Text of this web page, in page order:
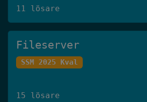
11 lösare
Fileserver
SSM 2025 Kval
15 lösare